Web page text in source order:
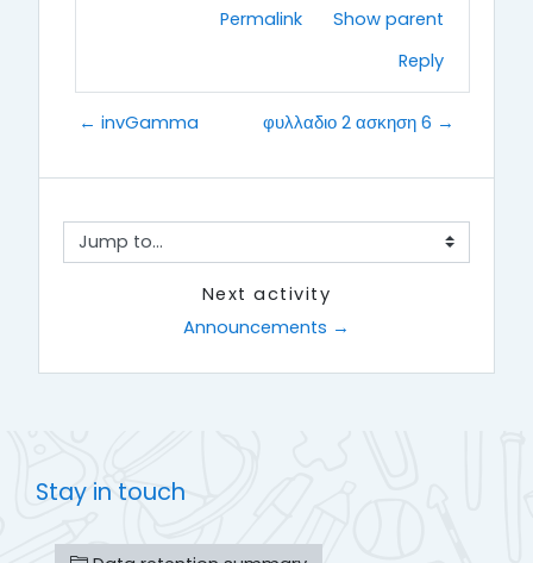
Permalink
Show parent
Reply
← invGamma φυλλαδιο 2 ασκηση 6 →
Jump to...
Next activity
Announcements →
Stay in touch